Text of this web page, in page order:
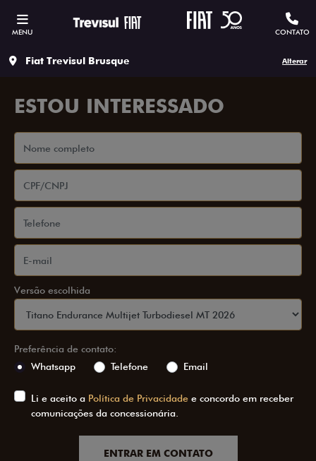
MENU CONTATO
Fiat Trevisul Brusque Alterar
ESTOU INTERESSADO
Versão escolhida
Preferência de contato:
Whatsapp
Telefone Email
Li e aceito a Política de Privacidade e concordo em receber
comunicações da concessionária.
ENTRAR EM CONTATO